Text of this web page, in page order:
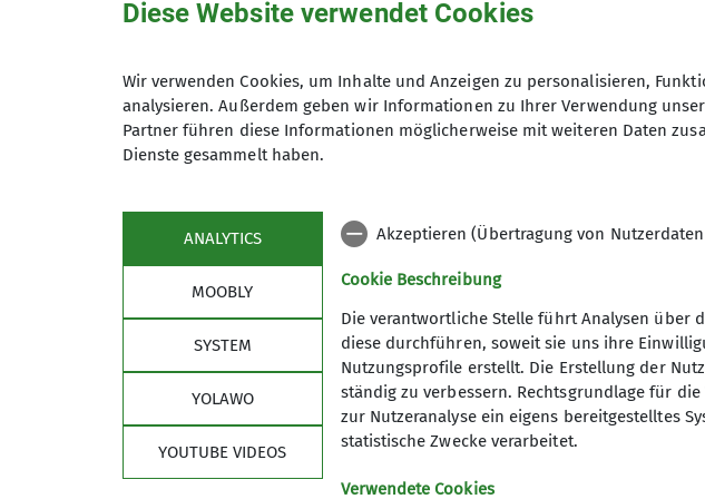
- über unseren "Offenen Klettertreff"
Weitere Angebote
- Tages- und Wochenendfahrten in nahegelegene
- Wochenfahrten in Sportklettergebiete
- Wochenfahrten in alpine und hochalpine Gebiete
Kontakt aufnehmen
Anmeldung
Anmeldung bis
Sektion
Geschäftsstelle
Mitglied werden
Alpenverein
DAV Hauptverband
DAV-Shop
Diese Website verwendet Cookies
Wir verwenden Cookies, um Inhalte und Anzeigen zu personalisieren,
analysieren. Außerdem geben wir Informationen zu Ihrer Verwendung
Partner führen diese Informationen möglicherweise mit weiteren Daten
Dienste gesammelt haben.
ANALYTICS
MOOBLY
SYSTEM
YOLAWO
YOUTUBE VIDEOS
Akzeptieren (Übertragung von
Cookie Beschreibung
Die verantwortliche Stelle führt Analysen über
diese durchführen, soweit sie uns ihre
Nutzungsprofile erstellt. Die Erstellung der
ständig zu verbessern. Rechtsgrundlage für
zur Nutzeranalyse ein eigens bereitgestelltes
statistische Zwecke verarbeitet.
Verwendete Cookies